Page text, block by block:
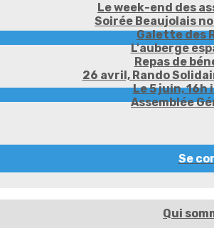
Le week-end des
Soirée Beaujolais
Galette des
L'auberge
Repas de
26 avril, Rando
Le 5 juin,
Assemblée
Se
Qui